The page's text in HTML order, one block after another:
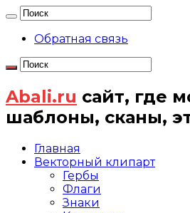
Обратная связь
Abali.ru сайт, где
шаблоны, сканы,
Главная
Векторный клипарт
Гербы
Флаги
Знаки